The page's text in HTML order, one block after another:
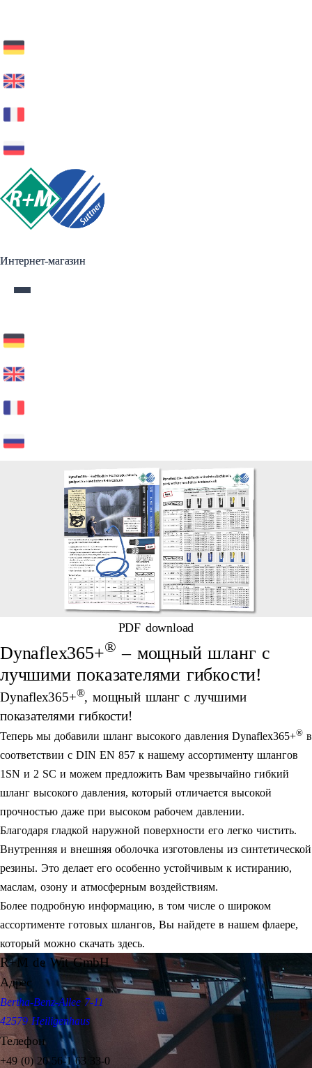
Интернет-магазин
Интернет-магазин
PDF download
Dynaflex365+® – мощный шланг с
лучшими показателями гибкости!
Dynaflex365+®, мощный шланг с лучшими
показателями гибкости!
Теперь мы добавили шланг высокого давления Dynaflex365+® в
соответствии с DIN EN 857 к нашему ассортименту шлангов
1SN и 2 SC и можем предложить Вам чрезвычайно гибкий
шланг высокого давления, который отличается высокой
прочностью даже при высоком рабочем давлении.
Благодаря гладкой наружной поверхности его легко чистить.
Внутренняя и внешняя оболочка изготовлены из синтетической
резины. Это делает его особенно устойчивым к истиранию,
маслам, озону и атмосферным воздействиям.
Более подробную информацию, в том числе о широком
ассортименте готовых шлангов, Вы найдете в нашем флаере,
который можно скачать здесь.
R+M de Wit GmbH
Адрес
Bertha-Benz-Allee 7-11
42579 Heiligenhaus
Телефон
+49 (0) 20 56-1 63 33-0